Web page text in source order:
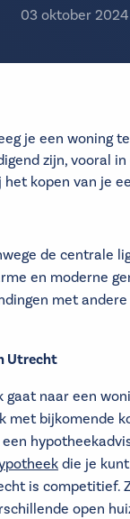
03 oktober 2024
je een woning
zijn, vooral
kopen van je
de centrale
en moderne
met
Utrecht
gaat naar een
met bijkomende
die je
is competitief.
open